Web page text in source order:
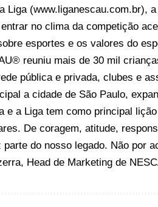
Liga (www.liganescau.com.br), a
no clima da competição
esportes e os valores do
reuniu mais de 30 mil
pública e privada, clubes e
a cidade de São Paulo,
e a Liga tem como principal
De coragem, atitude,
do nosso legado. Não por
Head de Marketing de